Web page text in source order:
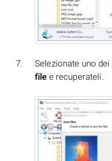
Selezionate uno dei
file e recuperateli.